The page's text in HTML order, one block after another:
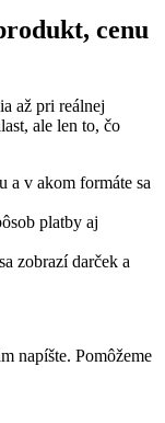
cenu
až pri reálnej
ale len to, čo
a v akom formáte sa
platby aj
zobrazí darček a
napíšte. Pomôžeme